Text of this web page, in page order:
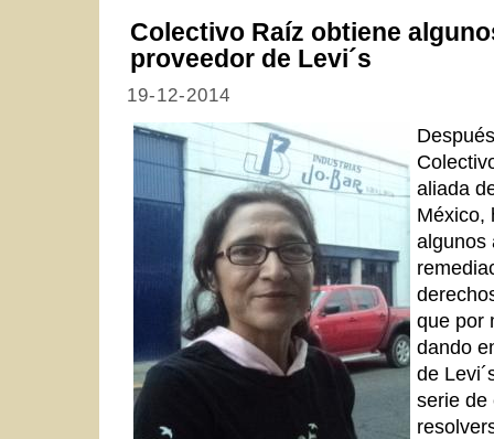
Colectivo Raíz obtiene
proveedor de Levi´s
19-12-2014
aliada
México,
algunos
que por
dando
de
serie de